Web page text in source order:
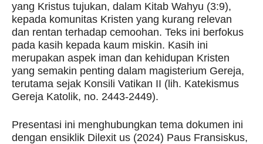
yang Kristus tujukan, dalam Kitab Wahyu (3:9),
kepada komunitas Kristen yang kurang relevan
dan rentan terhadap cemoohan. Teks ini berfokus
pada kasih kepada kaum miskin. Kasih ini
merupakan aspek iman dan kehidupan Kristen
yang semakin penting dalam magisterium Gereja,
terutama sejak Konsili Vatikan II (lih. Katekismus
Gereja Katolik, no. 2443-2449).
Presentasi ini menghubungkan tema dokumen ini
dengan ensiklik Dilexit us (2024) Paus Fransiskus,